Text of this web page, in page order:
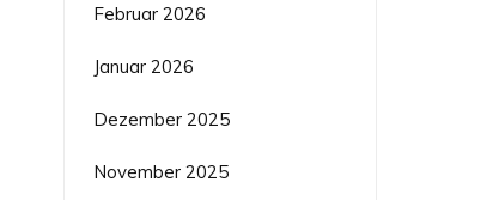
Februar 2026
Januar 2026
Dezember 2025
November 2025